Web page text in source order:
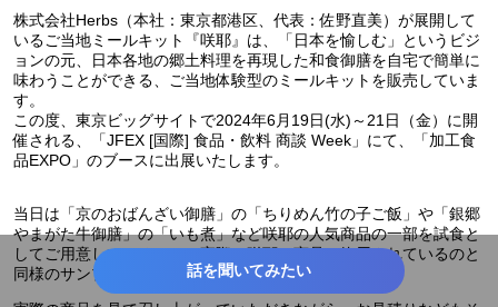
株式会社Herbs（本社：東京都港区、代表：佐野直美）が展開して
いるご当地ミールキット『咲耶』は、「日本を愉しむ」というビジ
ョンの元、日本各地の郷土料理を再現した和食御膳を自宅で簡単に
味わうことができる、ご当地体験型のミールキットを販売していま
す。
この度、東京ビッグサイトで2024年6月19日(水)～21日（金）に開
催される、「JFEX [国際] 食品・飲料 商談 Week」にて、「加工食
品EXPO」のブースに出展いたします。
当日は「京のおばんざい御膳」の「ちりめん竹の子ご飯」や「銀郷
やまがた牛御膳」の「いも煮」など咲耶の人気商品の一部を試食と
してご用意しているほか、実際に咲耶の商品に使用されているのと
同様のサンプルもお渡しさせていただく予定です。
話を聞いてみたい